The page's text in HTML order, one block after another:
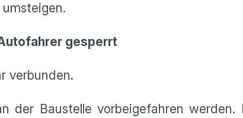
gesperrt
verbunden.
der Baustelle vorbeigefahren werden.